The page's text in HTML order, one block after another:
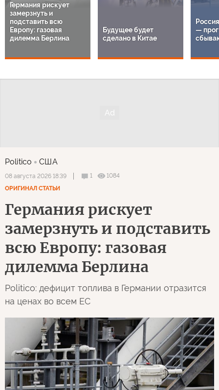
Германия рискует
замерзнуть и
подставить всю
Европу: газовая
дилемма Берлина
Будущее будет
сделано в Китае
—
Politico США
08 августа 2026 18:39 1
1084
ОРИГИНАЛ СТАТЬИ
Германия рискует
замерзнуть и подставить
всю Европу: газовая
дилемма Берлина
Politico: дефицит топлива в Германии отразится
на ценах во всем ЕС